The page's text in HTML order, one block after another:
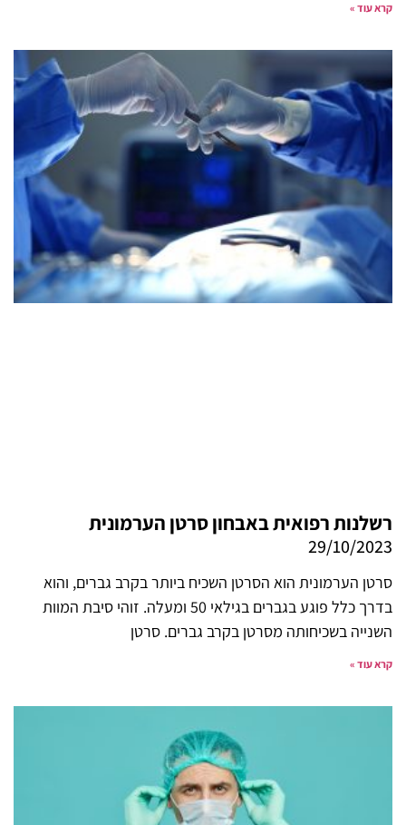
קרא עוד »
רשלנות רפואית באבחון סרטן הערמונית
29/10/2023
סרטן הערמונית הוא הסרטן השכיח ביותר בקרב גברים, והוא
בדרך כלל פוגע בגברים בגילאי 50 ומעלה. זוהי סיבת המוות
השנייה בשכיחותה מסרטן בקרב גברים. סרטן
קרא עוד »